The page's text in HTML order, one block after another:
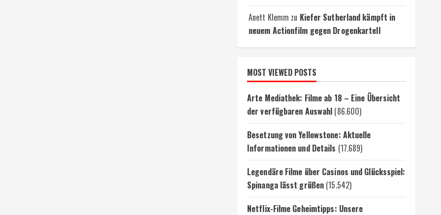
Anett Klemm zu Kiefer Sutherland kämpft in
neuem Actionfilm gegen Drogenkartell
MOST VIEWED POSTS
Arte Mediathek: Filme ab 18 – Eine Übersicht
der verfügbaren Auswahl (86.600)
Besetzung von Yellowstone: Aktuelle
Informationen und Details (17.689)
Legendäre Filme über Casinos und Glücksspiel:
Spinanga lässt grüßen (15.542)
Netflix-Filme Geheimtipps: Unsere